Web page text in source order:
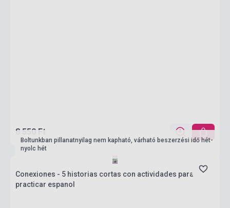
8 550 Ft
Boltunkban pillanatnyilag nem kapható, várható beszerzési idő hét-
nyolc hét
Conexiones - 5 historias cortas con actividades para
practicar espanol